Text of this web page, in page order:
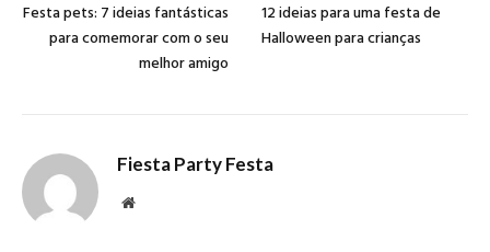
Festa pets: 7 ideias fantásticas
para comemorar com o seu
melhor amigo
12 ideias para uma festa de
Halloween para crianças
Fiesta Party Festa
Website